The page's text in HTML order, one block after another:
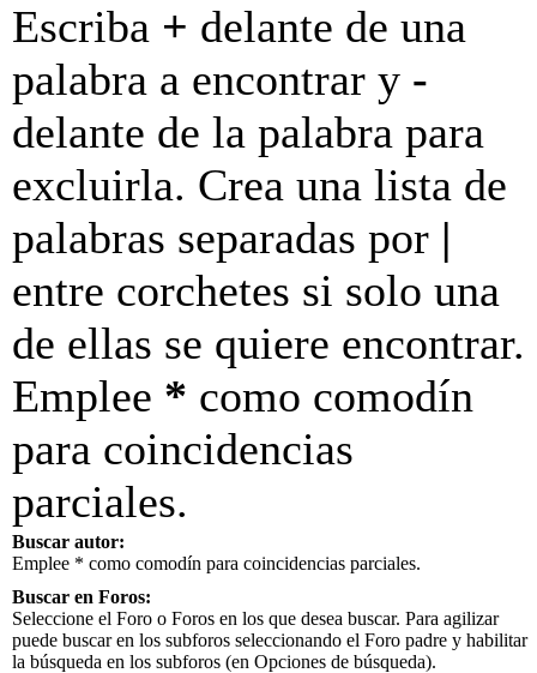
Escriba + delante de una
palabra a encontrar y -
delante de la palabra para
excluirla. Crea una lista de
palabras separadas por |
entre corchetes si solo una
de ellas se quiere encontrar.
Emplee * como comodín
para coincidencias
parciales.
Buscar autor:
Emplee * como comodín para coincidencias parciales.
Buscar en Foros:
Seleccione el Foro o Foros en los que desea buscar. Para agilizar
puede buscar en los subforos seleccionando el Foro padre y habilitar
la búsqueda en los subforos (en Opciones de búsqueda).